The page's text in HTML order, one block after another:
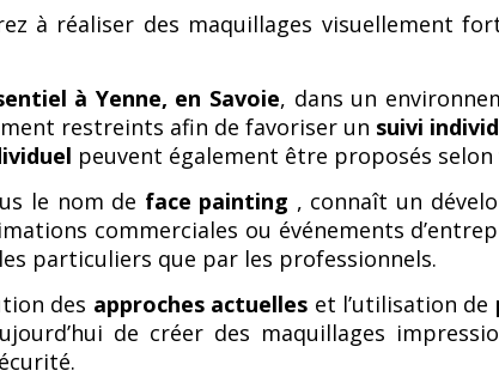
à réaliser des maquillages visuellement
à Yenne, en Savoie, dans un
restreints afin de favoriser un suivi
peuvent également être proposés selon
le nom de face painting , connaît un
commerciales ou événements
particuliers que par les professionnels.
des approches actuelles et l’utilisation de
de créer des maquillages